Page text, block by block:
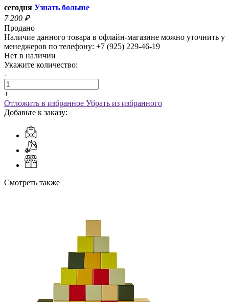
сегодня Узнать больше
7 200 ₽
Продано
Наличие данного товара в офлайн-магазине можно уточнить у
менеджеров по телефону: +7 (925) 229-46-19
Нет в наличии
Укажите количество:
-
+
Отложить в избранное Убрать из избранного
Добавьте к заказу:
Смотреть также